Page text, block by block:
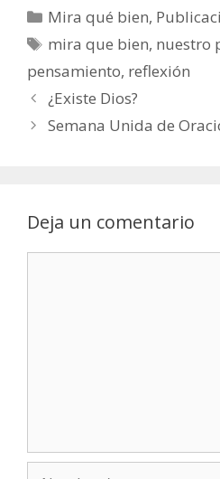
Categorías
Mira qué bien,
Etiquetas
mira que bien, nuestro
pensamiento, reflexión
Navegación
de
¿Existe Dios?
Semana Unida de
Deja un comentario